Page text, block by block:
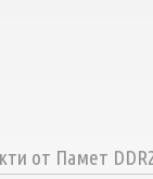
от Памет